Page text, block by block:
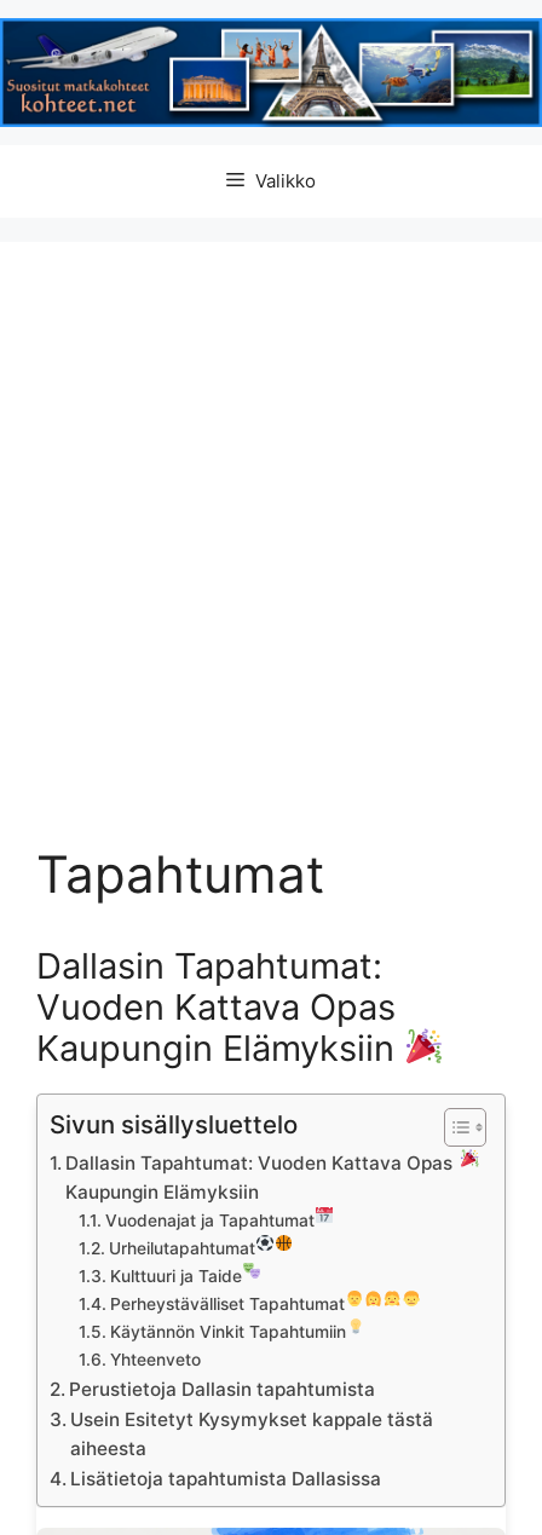
Valikko
Tapahtumat
Dallasin Tapahtumat:
Vuoden Kattava Opas
Kaupungin Elämyksiin
Sivun sisällysluettelo
Dallasin Tapahtumat: Vuoden Kattava Opas
Kaupungin Elämyksiin
Vuodenajat ja Tapahtumat
Urheilutapahtumat
Kulttuuri ja Taide
Perheystävälliset Tapahtumat
Käytännön Vinkit Tapahtumiin
Yhteenveto
Perustietoja Dallasin tapahtumista
Usein Esitetyt Kysymykset kappale tästä
aiheesta
Lisätietoja tapahtumista Dallasissa